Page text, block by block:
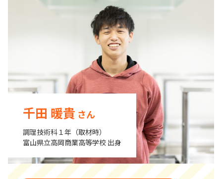
千田 暖貴 さん
調理技術科１年（取材時）
富山県立高岡商業高等学校 出身